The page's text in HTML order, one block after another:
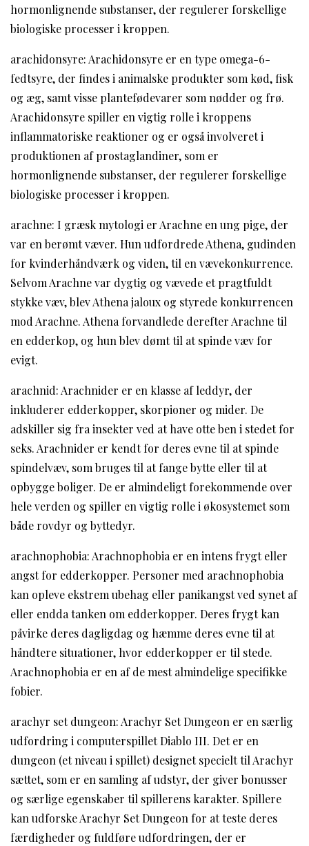
hormonlignende substanser, der regulerer forskellige
biologiske processer i kroppen.
arachidonsyre: Arachidonsyre er en type omega-6-
fedtsyre, der findes i animalske produkter som kød, fisk
og æg, samt visse plantefødevarer som nødder og frø.
Arachidonsyre spiller en vigtig rolle i kroppens
inflammatoriske reaktioner og er også involveret i
produktionen af prostaglandiner, som er
hormonlignende substanser, der regulerer forskellige
biologiske processer i kroppen.
arachne: I græsk mytologi er Arachne en ung pige, der
var en berømt væver. Hun udfordrede Athena, gudinden
for kvinderhåndværk og viden, til en vævekonkurrence.
Selvom Arachne var dygtig og vævede et pragtfuldt
stykke væv, blev Athena jaloux og styrede konkurrencen
mod Arachne. Athena forvandlede derefter Arachne til
en edderkop, og hun blev dømt til at spinde væv for
evigt.
arachnid: Arachnider er en klasse af leddyr, der
inkluderer edderkopper, skorpioner og mider. De
adskiller sig fra insekter ved at have otte ben i stedet for
seks. Arachnider er kendt for deres evne til at spinde
spindelvæv, som bruges til at fange bytte eller til at
opbygge boliger. De er almindeligt forekommende over
hele verden og spiller en vigtig rolle i økosystemet som
både rovdyr og byttedyr.
arachnophobia: Arachnophobia er en intens frygt eller
angst for edderkopper. Personer med arachnophobia
kan opleve ekstrem ubehag eller panikangst ved synet af
eller endda tanken om edderkopper. Deres frygt kan
påvirke deres dagligdag og hæmme deres evne til at
håndtere situationer, hvor edderkopper er til stede.
Arachnophobia er en af de mest almindelige specifikke
fobier.
arachyr set dungeon: Arachyr Set Dungeon er en særlig
udfordring i computerspillet Diablo III. Det er en
dungeon (et niveau i spillet) designet specielt til Arachyr
sættet, som er en samling af udstyr, der giver bonusser
og særlige egenskaber til spillerens karakter. Spillere
kan udforske Arachyr Set Dungeon for at teste deres
færdigheder og fuldføre udfordringen, der er